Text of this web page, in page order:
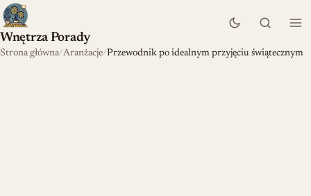
Wnętrza Porady
Strona główna Aranżacje Przewodnik po idealnym przyjęciu świątecznym